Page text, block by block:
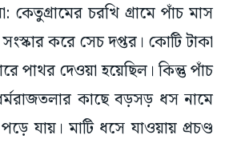
কেতুগ্রামের চরখি গ্রামে পাঁচ মাস
করে সেচ দপ্তর। কোটি টাকা
পাথর দেওয়া হয়েছিল। কিন্তু পাঁচ
কাছে বড়সড় ধস নামে
যায়। মাটি ধসে যাওয়ায় প্রচণ্ড